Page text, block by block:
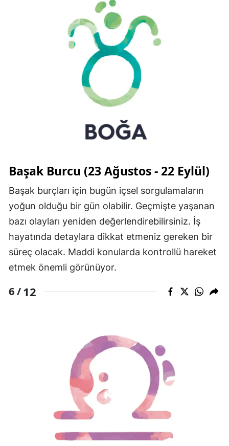
Başak Burcu (23 Ağustos - 22 Eylül)
Başak burçları için bugün içsel sorgulamaların
yoğun olduğu bir gün olabilir. Geçmişte yaşanan
bazı olayları yeniden değerlendirebilirsiniz. İş
hayatında detaylara dikkat etmeniz gereken bir
süreç olacak. Maddi konularda kontrollü hareket
etmek önemli görünüyor.
6 /12